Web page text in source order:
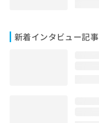
新着インタビュー記事